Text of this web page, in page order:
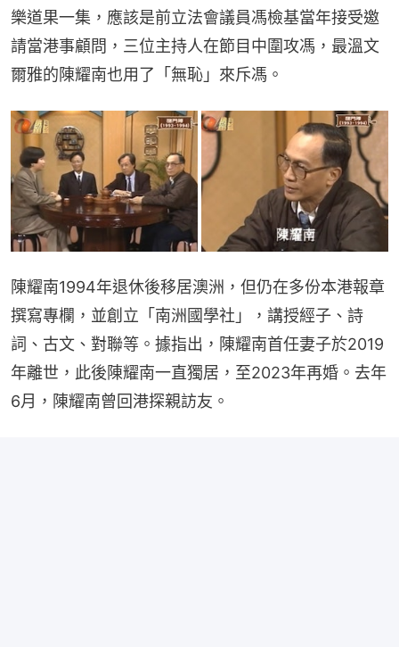
樂道果一集，應該是前立法會議員馮檢基當年接受邀
請當港事顧問，三位主持人在節目中圍攻馮，最溫文
爾雅的陳耀南也用了「無恥」來斥馮。
陳耀南1994年退休後移居澳洲，但仍在多份本港報章
撰寫專欄，並創立「南洲國學社」，講授經子、詩
詞、古文、對聯等。據指出，陳耀南首任妻子於2019
年離世，此後陳耀南一直獨居，至2023年再婚。去年
6月，陳耀南曾回港探親訪友。